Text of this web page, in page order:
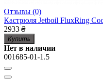
Отзывы (0)
Кастрюля Jetboil FluxRing
2933 ₴
Купить
Нет в наличии
001685-01-1.5